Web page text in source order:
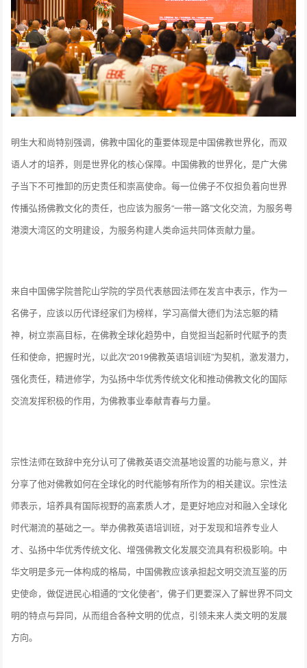
明生大和尚特别强调，佛教中国化的重要体现是中国佛教世界化，而双
语人才的培养，则是世界化的核心保障。中国佛教的世界化，是广大佛
子当下不可推卸的历史责任和崇高使命。每一位佛子不仅担负着向世界
传播弘扬佛教文化的责任，也应该为服务“一带一路”文化交流，为服务粤
港澳大湾区的文明建设，为服务构建人类命运共同体贡献力量。
来自中国佛学院普陀山学院的学员代表慈园法师在发言中表示，作为一
名佛子，应该以历代译经家们为榜样，学习高僧大德们为法忘躯的精
神，树立崇高目标，在佛教全球化趋势中，自觉担当起新时代赋予的责
任和使命，把握时光，以此次“2019佛教英语培训班”为契机，激发潜力，
强化责任，精进修学，为弘扬中华优秀传统文化和推动佛教文化的国际
交流发挥积极的作用，为佛教事业奉献青春与力量。
宗性法师在致辞中充分认可了佛教英语交流基地设置的功能与意义，并
分享了他对佛教如何在全球化的时代能够有所作为的相关建议。宗性法
师表示，培养具有国际视野的高素质人才，是更好地应对和融入全球化
时代潮流的基础之一。举办佛教英语培训班，对于发现和培养专业人
才、弘扬中华优秀传统文化、增强佛教文化发展交流具有积极影响。中
华文明是多元一体构成的格局，中国佛教应该承担起文明交流互鉴的历
史使命，做促进民心相通的“文化使者”，佛子们更要深入了解世界不同文
明的特点与异同，从而组合各种文明的优点，引领未来人类文明的发展
方向。